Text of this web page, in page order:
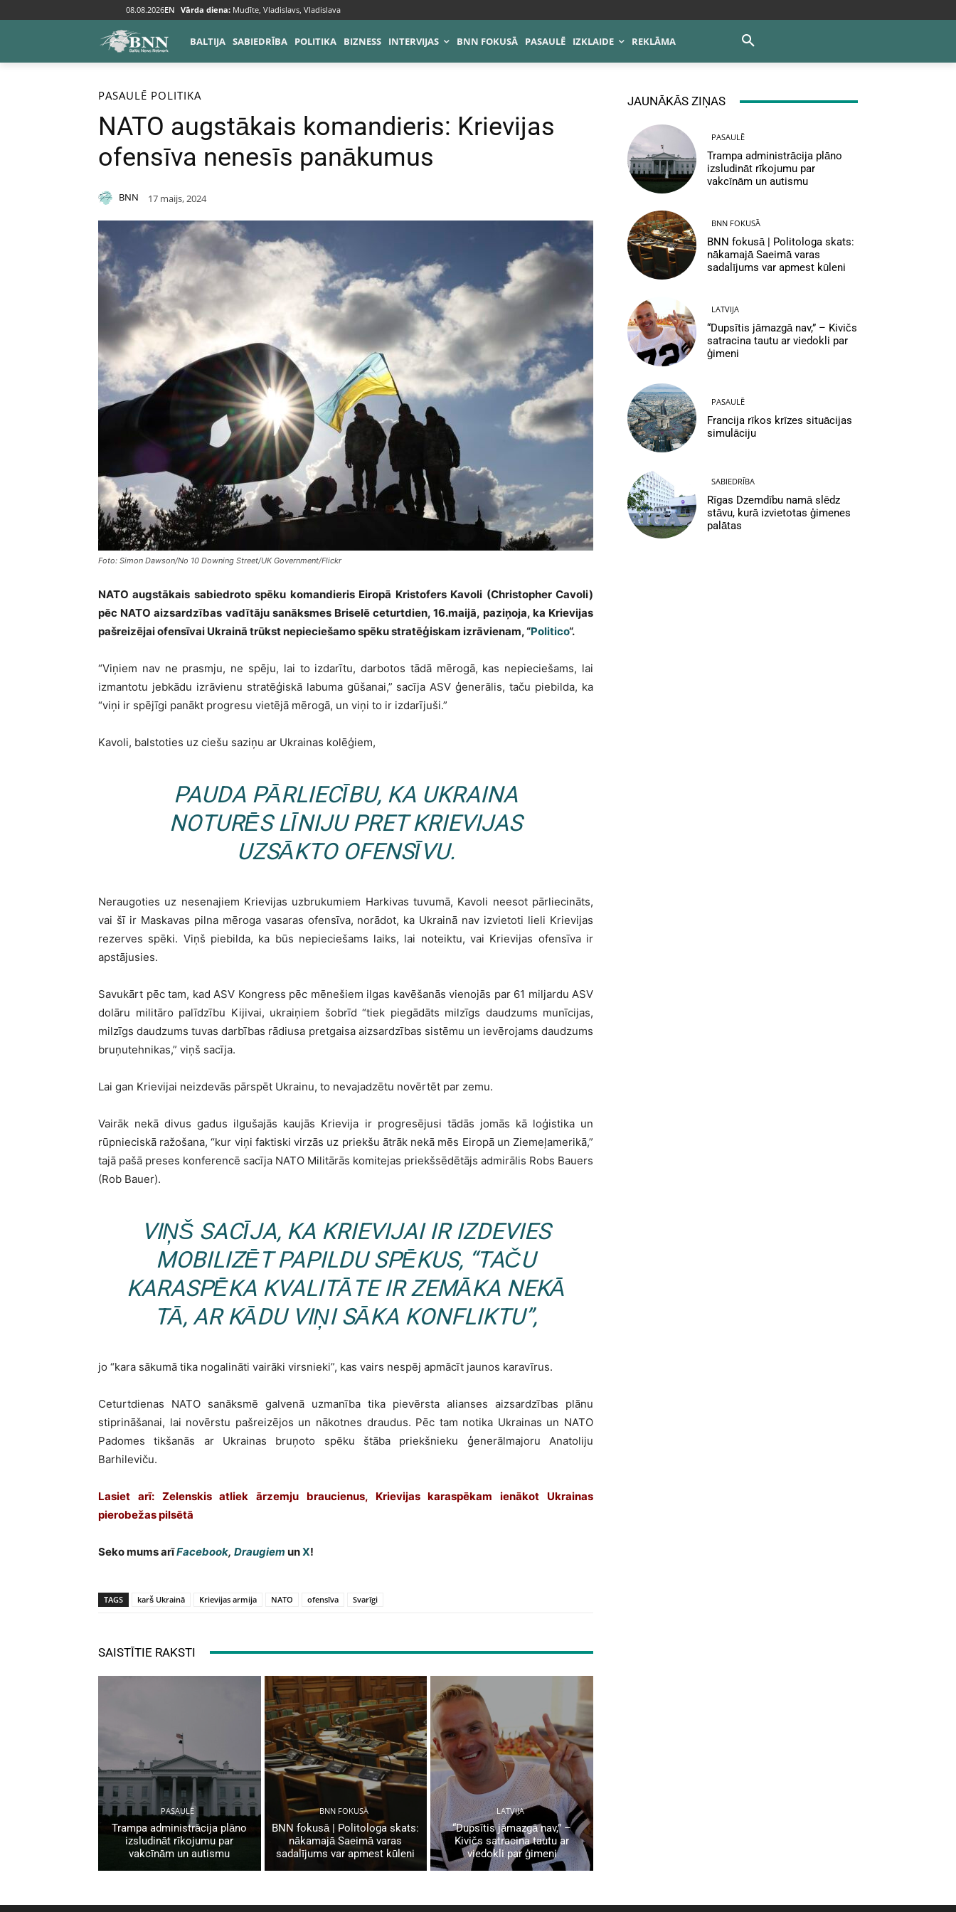
08.08.2026EN Vārda diena: Mudīte, Vladislavs, Vladislava
BALTIJA SABIEDRĪBA POLITIKA BIZNESS INTERVIJAS BNN FOKUSĀ PASAULĒ IZKLAIDE REKLĀMA
Sākums Pasaulē
PASAULĒ POLITIKA
NATO augstākais komandieris: Krievijas
ofensīva nenesīs panākumus
BNN 17 maijs, 2024
Foto: Simon Dawson/No 10 Downing Street/UK Government/Flickr
NATO augstākais sabiedroto spēku komandieris Eiropā Kristofers Kavoli (Christopher Cavoli)
pēc NATO aizsardzības vadītāju sanāksmes Briselē ceturtdien, 16.maijā, paziņoja, ka Krievijas
pašreizējai ofensīvai Ukrainā trūkst nepieciešamo spēku stratēģiskam izrāvienam, “Politico“.
“Viņiem nav ne prasmju, ne spēju, lai to izdarītu, darbotos tādā mērogā, kas nepieciešams, lai
izmantotu jebkādu izrāvienu stratēģiskā labuma gūšanai,” sacīja ASV ģenerālis, taču piebilda, ka
“viņi ir spējīgi panākt progresu vietējā mērogā, un viņi to ir izdarījuši.”
Kavoli, balstoties uz ciešu saziņu ar Ukrainas kolēģiem,
PAUDA PĀRLIECĪBU, KA UKRAINA
NOTURĒS LĪNIJU PRET KRIEVIJAS
UZSĀKTO OFENSĪVU.
Neraugoties uz nesenajiem Krievijas uzbrukumiem Harkivas tuvumā, Kavoli neesot pārliecināts,
vai šī ir Maskavas pilna mēroga vasaras ofensīva, norādot, ka Ukrainā nav izvietoti lieli Krievijas
rezerves spēki. Viņš piebilda, ka būs nepieciešams laiks, lai noteiktu, vai Krievijas ofensīva ir
apstājusies.
Savukārt pēc tam, kad ASV Kongress pēc mēnešiem ilgas kavēšanās vienojās par 61 miljardu ASV
dolāru militāro palīdzību Kijivai, ukraiņiem šobrīd “tiek piegādāts milzīgs daudzums munīcijas,
milzīgs daudzums tuvas darbības rādiusa pretgaisa aizsardzības sistēmu un ievērojams daudzums
bruņutehnikas,” viņš sacīja.
Lai gan Krievijai neizdevās pārspēt Ukrainu, to nevajadzētu novērtēt par zemu.
Vairāk nekā divus gadus ilgušajās kaujās Krievija ir progresējusi tādās jomās kā loģistika un
rūpnieciskā ražošana, “kur viņi faktiski virzās uz priekšu ātrāk nekā mēs Eiropā un Ziemeļamerikā,”
tajā pašā preses konferencē sacīja NATO Militārās komitejas priekšsēdētājs admirālis Robs Bauers
(Rob Bauer).
VIŅŠ SACĪJA, KA KRIEVIJAI IR IZDEVIES
MOBILIZĒT PAPILDU SPĒKUS, “TAČU
KARASPĒKA KVALITĀTE IR ZEMĀKA NEKĀ
TĀ, AR KĀDU VIŅI SĀKA KONFLIKTU”,
jo “kara sākumā tika nogalināti vairāki virsnieki”, kas vairs nespēj apmācīt jaunos karavīrus.
Ceturtdienas NATO sanāksmē galvenā uzmanība tika pievērsta alianses aizsardzības plānu
stiprināšanai, lai novērstu pašreizējos un nākotnes draudus. Pēc tam notika Ukrainas un NATO
Padomes tikšanās ar Ukrainas bruņoto spēku štāba priekšnieku ģenerālmajoru Anatoliju
Barhileviču.
Lasiet arī: Zelenskis atliek ārzemju braucienus, Krievijas karaspēkam ienākot Ukrainas
pierobežas pilsētā
Seko mums arīFacebook, Draugiem unX!
TAGS karš Ukrainā Krievijas armija NATO ofensīva Svarīgi
SAISTĪTIE RAKSTI
PASAULĒ
Trampa administrācija plāno
izsludināt rīkojumu par
vakcīnām un autismu
BNN FOKUSĀ
BNN fokusā | Politologa skats:
nākamajā Saeimā varas
sadalījums var apmest kūleni
LATVIJA
“Dupsītis jāmazgā nav,” –
Kivičs satracina tautu ar
viedokli par ģimeni
JAUNĀKĀS ZIŅAS
PASAULĒ
Trampa administrācija plāno
izsludināt rīkojumu par
vakcīnām un autismu
BNN FOKUSĀ
BNN fokusā | Politologa skats:
nākamajā Saeimā varas
sadalījums var apmest kūleni
LATVIJA
“Dupsītis jāmazgā nav,” – Kivičs
satracina tautu ar viedokli par
ģimeni
PASAULĒ
Francija rīkos krīzes situācijas
simulāciju
SABIEDRĪBA
Rīgas Dzemdību namā slēdz
stāvu, kurā izvietotas ģimenes
palātas